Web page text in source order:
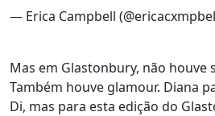
— Erica Campbell
Mas em Glastonbury, não houve
Também houve glamour. Diana
Di, mas para esta edição do